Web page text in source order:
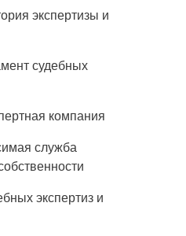
экспертизы и
судебных
компания
служба
экспертиз и